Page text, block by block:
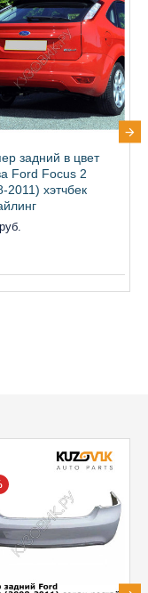
задний в цвет
Ford Focus 2
2011) хэтчбек